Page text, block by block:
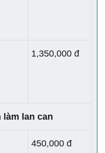
1,350,000 đ
làm lan can
450,000 đ